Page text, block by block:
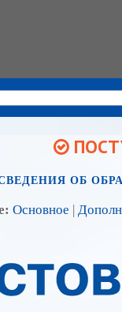
ОБ
Основное |